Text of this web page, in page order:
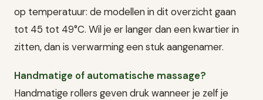
op temperatuur: de modellen in dit overzicht gaan
tot 45 tot 49°C. Wil je er langer dan een kwartier in
zitten, dan is verwarming een stuk aangenamer.
Handmatige of automatische massage?
Handmatige rollers geven druk wanneer je zelf je